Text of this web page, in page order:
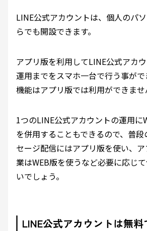
LINE公式アカウントは、個人のパ
らでも開設できます。
アプリ版を利用してLINE公式アカ
運用までをスマホ一台で行う事が
機能はアプリ版では利用ができませ
1つのLINE公式アカウントの運用に
を併用することもできるので、普
セージ配信にはアプリ版を使い、
業はWEB版を使うなど必要に応じ
いでしょう。
LINE公式アカウントは無